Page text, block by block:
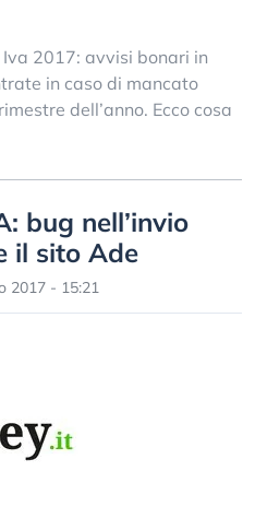
2017: avvisi bonari in
in caso di mancato
dell’anno. Ecco cosa
bug nell’invio
il sito Ade
2017 - 15:21